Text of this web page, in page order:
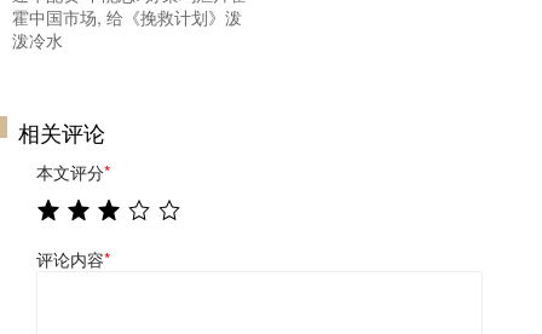
霍中国市场, 给《挽救计划》泼
泼冷水
相关评论
本文评分*
评论内容*